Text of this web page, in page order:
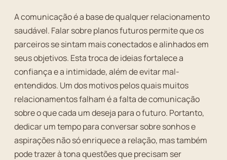
A comunicação é a base de qualquer relacionamento
saudável. Falar sobre planos futuros permite que os
parceiros se sintam mais conectados e alinhados em
seus objetivos. Esta troca de ideias fortalece a
confiança e a intimidade, além de evitar mal-
entendidos. Um dos motivos pelos quais muitos
relacionamentos falham é a falta de comunicação
sobre o que cada um deseja para o futuro. Portanto,
dedicar um tempo para conversar sobre sonhos e
aspirações não só enriquece a relação, mas também
pode trazer à tona questões que precisam ser